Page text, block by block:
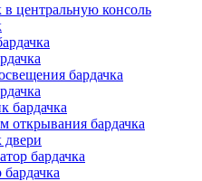
в центральную консоль
бардачка
бардачка
открывания бардачка
двери
бардачка